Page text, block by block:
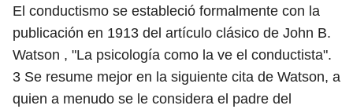
El conductismo se estableció formalmente con la
publicación en 1913 del artículo clásico de John B.
Watson , "La psicología como la ve el conductista".
3 Se resume mejor en la siguiente cita de Watson, a
quien a menudo se le considera el padre del